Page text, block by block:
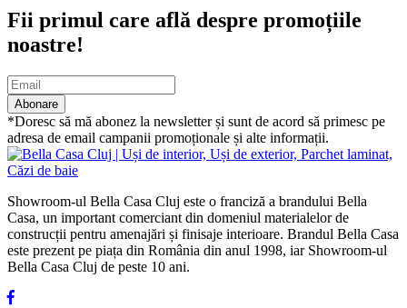
Fii primul care află despre promoțiile
noastre!
Abonare
*Doresc să mă abonez la newsletter și sunt de acord să primesc pe
adresa de email campanii promoționale și alte informații.
Showroom-ul Bella Casa Cluj este o franciză a brandului Bella
Casa, un important comerciant din domeniul materialelor de
construcții pentru amenajări și finisaje interioare. Brandul Bella Casa
este prezent pe piața din România din anul 1998, iar Showroom-ul
Bella Casa Cluj de peste 10 ani.